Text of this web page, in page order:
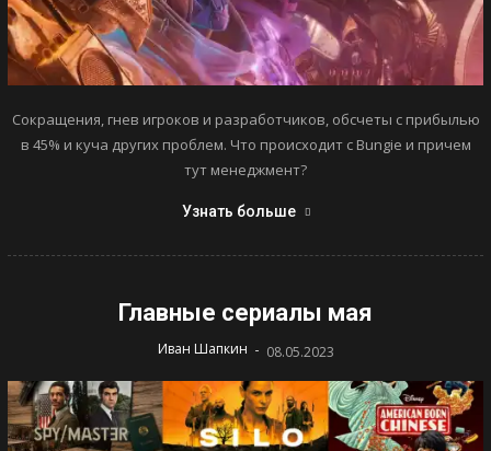
Сокращения, гнев игроков и разработчиков, обсчеты с прибылью
в 45% и куча других проблем. Что происходит с Bungie и причем
тут менеджмент?
Узнать больше
Главные сериалы мая
Иван Шапкин - 08.05.2023